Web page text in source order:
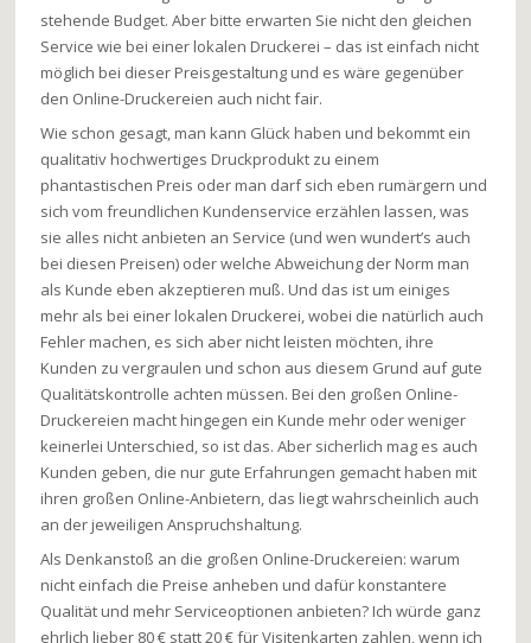
stehende Budget. Aber bitte erwarten Sie nicht den gleichen
Service wie bei einer lokalen Druckerei – das ist einfach nicht
möglich bei dieser Preisgestaltung und es wäre gegenüber
den Online-Druckereien auch nicht fair.
Wie schon gesagt, man kann Glück haben und bekommt ein
qualitativ hochwertiges Druckprodukt zu einem
phantastischen Preis oder man darf sich eben rumärgern und
sich vom freundlichen Kundenservice erzählen lassen, was
sie alles nicht anbieten an Service (und wen wundert’s auch
bei diesen Preisen) oder welche Abweichung der Norm man
als Kunde eben akzeptieren muß. Und das ist um einiges
mehr als bei einer lokalen Druckerei, wobei die natürlich auch
Fehler machen, es sich aber nicht leisten möchten, ihre
Kunden zu vergraulen und schon aus diesem Grund auf gute
Qualitätskontrolle achten müssen. Bei den großen Online-
Druckereien macht hingegen ein Kunde mehr oder weniger
keinerlei Unterschied, so ist das. Aber sicherlich mag es auch
Kunden geben, die nur gute Erfahrungen gemacht haben mit
ihren großen Online-Anbietern, das liegt wahrscheinlich auch
an der jeweiligen Anspruchshaltung.
Als Denkanstoß an die großen Online-Druckereien: warum
nicht einfach die Preise anheben und dafür konstantere
Qualität und mehr Serviceoptionen anbieten? Ich würde ganz
ehrlich lieber 80 € statt 20 € für Visitenkarten zahlen, wenn ich